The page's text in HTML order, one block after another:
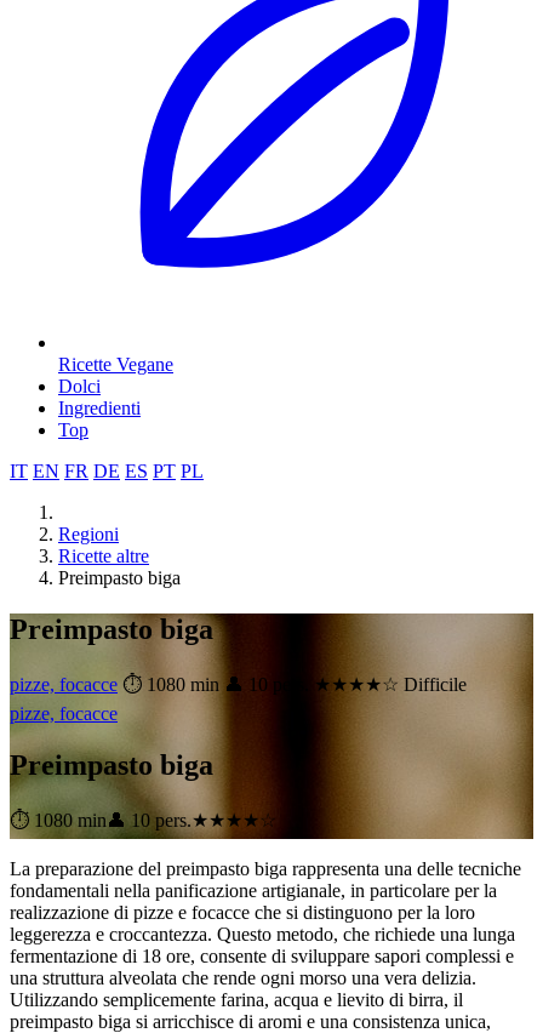
Ricette Vegane
Dolci
Ingredienti
Top
IT EN FR DE ES PT PL
Regioni
Ricette altre
Preimpasto biga
Preimpasto biga
pizze, focacce ⏱ 1080 min 👤 10 pers.
★★★★☆ Difficile
pizze, focacce
Preimpasto biga
⏱ 1080 min👤 10 pers.★★★★☆
La preparazione del preimpasto biga rappresenta una delle tecniche
fondamentali nella panificazione artigianale, in particolare per la
realizzazione di pizze e focacce che si distinguono per la loro
leggerezza e croccantezza. Questo metodo, che richiede una lunga
fermentazione di 18 ore, consente di sviluppare sapori complessi e
una struttura alveolata che rende ogni morso una vera delizia.
Utilizzando semplicemente farina, acqua e lievito di birra, il
preimpasto biga si arricchisce di aromi e una consistenza unica,